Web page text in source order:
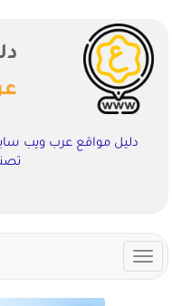
دليل مواقع عرب ويب
Toggle
navigation